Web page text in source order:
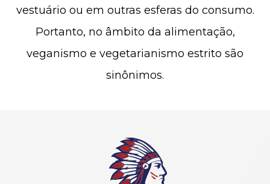
vestuário ou em outras esferas do consumo.
Portanto, no âmbito da alimentação,
veganismo e vegetarianismo estrito são
sinônimos.